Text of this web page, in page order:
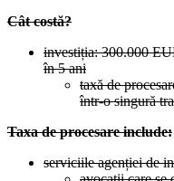
Cât costă?
investiția: 300.000
în 5 ani
taxă de
într-o singură
Taxa de procesare include:
serviciile agenției de